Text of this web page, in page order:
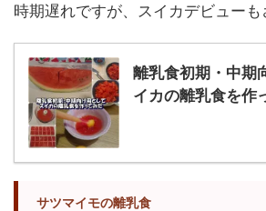
時期遅れですが、スイカデビューも
離乳食初期・中期
イカの離乳食を作
サツマイモの離乳食